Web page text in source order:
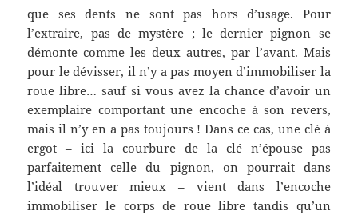
que ses dents ne sont pas hors d’usage. Pour
l’extraire, pas de mystère ; le dernier pignon se
démonte comme les deux autres, par l’avant. Mais
pour le dévisser, il n’y a pas moyen d’immobiliser la
roue libre… sauf si vous avez la chance d’avoir un
exemplaire comportant une encoche à son revers,
mais il n’y en a pas toujours ! Dans ce cas, une clé à
ergot – ici la courbure de la clé n’épouse pas
parfaitement celle du pignon, on pourrait dans
l’idéal trouver mieux – vient dans l’encoche
immobiliser le corps de roue libre tandis qu’un